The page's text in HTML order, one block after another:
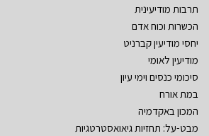
תרבות מודיעינית
הכשרות וכוח אדם
יחסי מודיעין קברניט
מודיעין לאומי
סיכומי כנסים וימי עיון
במת אורח
המכון באקדמיה
מבט-על: תחזיות גיאואסטרטגיות